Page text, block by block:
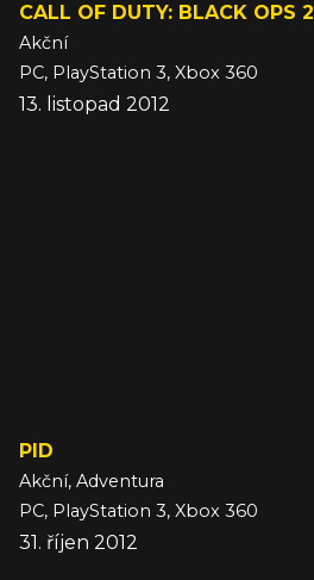
CALL OF DUTY: BLACK OPS 2
Akční
PC, PlayStation 3, Xbox 360
13. listopad 2012
PID
Akční, Adventura
PC, PlayStation 3, Xbox 360
31. říjen 2012